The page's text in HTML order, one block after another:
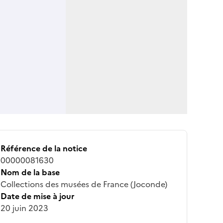
Référence de la notice
00000081630
Nom de la base
Collections des musées de France (Joconde)
Date de mise à jour
20 juin 2023